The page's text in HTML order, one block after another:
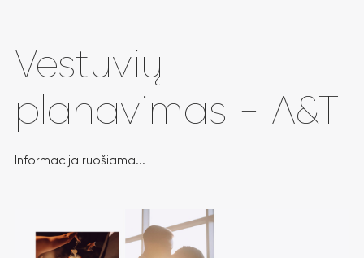
Vestuvių
planavimas - A&T
Informacija ruošiama...